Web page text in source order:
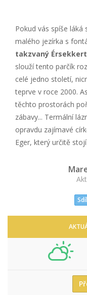
Pokud vás spíše
malého jezírka s
takzvaný
slouží tento parčík
celé jedno století,
teprve v roce 2000.
těchto prostorách
zábavy... Termální
opravdu zajímavé
Eger, který určitě